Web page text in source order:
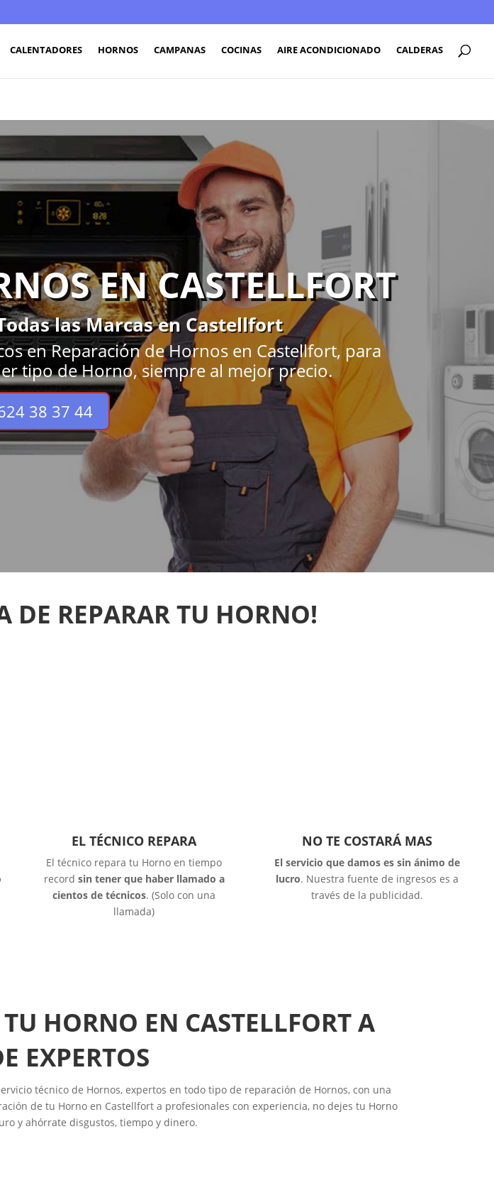
CALENTADORES HORNOS CAMPANAS COCINAS AIRE ACONDICIONADO CALDERAS
EN CASTELLFORT
las Marcas en Castellfort
en Reparación de Hornos en Castellfort, para
tipo de Horno, siempre al mejor precio.
38 37 44
DE REPARAR TU HORNO!
EL TÉCNICO REPARA
El técnico repara tu Horno en tiempo
record sin tener que haber llamado a
cientos de técnicos. (Solo con una
llamada)
NO TE COSTARÁ MAS
El servicio que damos es sin ánimo de
lucro. Nuestra fuente de ingresos es a
través de la publicidad.
HORNO EN CASTELLFORT A
EXPERTOS
técnico de Hornos, expertos en todo tipo de reparación de Hornos, con una
de tu Horno en Castellfort a profesionales con experiencia, no dejes tu Horno
y ahórrate disgustos, tiempo y dinero.